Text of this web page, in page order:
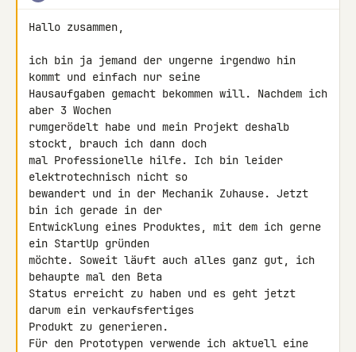
Hallo zusammen,
ich bin ja jemand der ungerne irgendwo hin
kommt und einfach nur seine
Hausaufgaben gemacht bekommen will. Nachdem ich
aber 3 Wochen
rumgerödelt habe und mein Projekt deshalb
stockt, brauch ich dann doch
mal Professionelle hilfe. Ich bin leider
elektrotechnisch nicht so
bewandert und in der Mechanik Zuhause. Jetzt
bin ich gerade in der
Entwicklung eines Produktes, mit dem ich gerne
ein StartUp gründen
möchte. Soweit läuft auch alles ganz gut, ich
behaupte mal den Beta
Status erreicht zu haben und es geht jetzt
darum ein verkaufsfertiges
Produkt zu generieren.
Für den Prototypen verwende ich aktuell eine